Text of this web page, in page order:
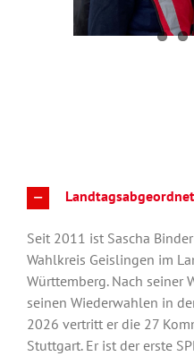
Seit 2011 ist Sascha
Wahlkreis Geislingen im
Württemberg. Nach seiner
seinen Wiederwahlen in
2026 vertritt er die 27
Stuttgart. Er ist der erste